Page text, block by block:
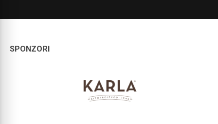
SPONZORI